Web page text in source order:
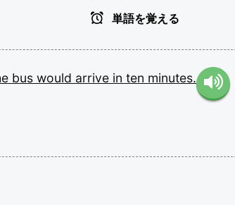
単語を覚える
bus would arrive in ten minutes.